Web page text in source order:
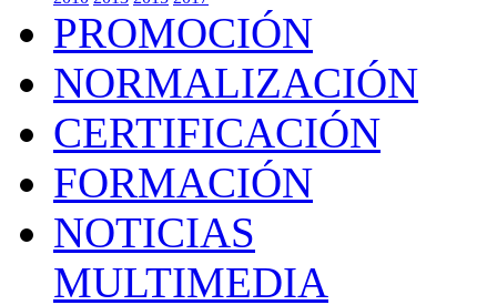
PROMOCIÓN
NORMALIZACIÓN
CERTIFICACIÓN
FORMACIÓN
NOTICIAS
MULTIMEDIA